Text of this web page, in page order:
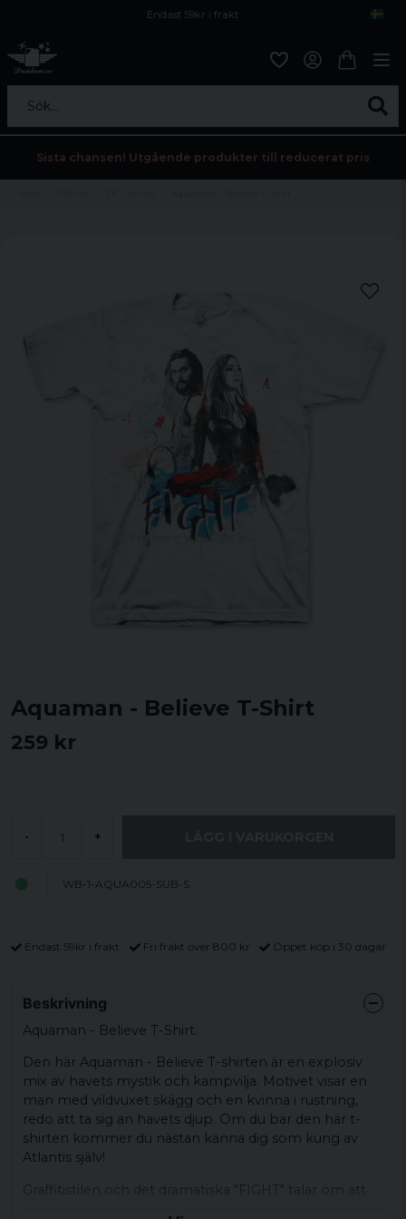
Endast 59kr i frakt
Sök...
Sista chansen! Utgående produkter till reducerat pris
Aquaman - Believe T-Shirt
259 kr
- +
WB-1-AQUA005-SUB-S
Endast 59kr i frakt Fri frakt över 800 kr Öppet köp i 30 dagar
Beskrivning
Aquaman - Believe T-Shirt.
Den här Aquaman - Believe T-shirten är en explosiv
mix av havets mystik och kampvilja. Motivet visar en
man med vildvuxet skägg och en kvinna i rustning,
redo att ta sig an havets djup. Om du bär den här t-
shirten kommer du nästan känna dig som kung av
Atlantis själv!
Graffitistilen och det dramatiska "FIGHT" talar om att